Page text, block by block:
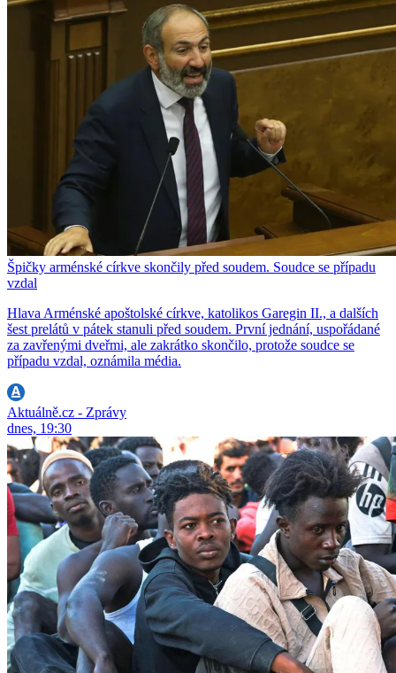
Špičky arménské církve skončily před soudem. Soudce se případu
vzdal
Hlava Arménské apoštolské církve, katolikos Garegin II., a dalších
šest prelátů v pátek stanuli před soudem. První jednání, uspořádané
za zavřenými dveřmi, ale zakrátko skončilo, protože soudce se
případu vzdal, oznámila média.
Aktuálně.cz - Zprávy
dnes, 19:30